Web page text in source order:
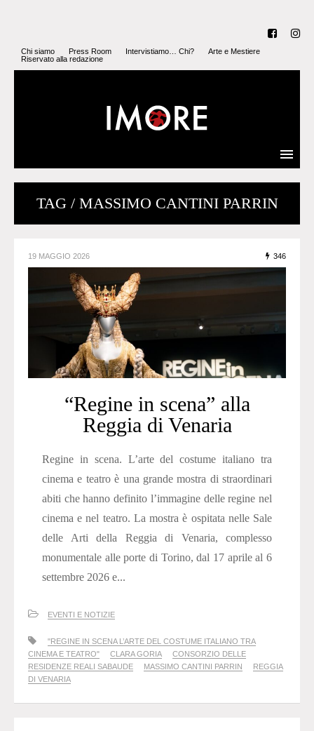
Chi siamo Press Room Intervistiamo… Chi?
Arte e Mestiere
Riservato alla redazione
TAG / MASSIMO CANTINI PARRIN
19 MAGGIO 2026 346
“Regine in scena” alla
Reggia di Venaria
Regine in scena. L’arte del costume italiano tra
cinema e teatro è una grande mostra di straordinari
abiti che hanno definito l’immagine delle regine nel
cinema e nel teatro. La mostra è ospitata nelle Sale
delle Arti della Reggia di Venaria, complesso
monumentale alle porte di Torino, dal 17 aprile al 6
settembre 2026 e...
EVENTI E NOTIZIE
"REGINE IN SCENA L’ARTE DEL COSTUME ITALIANO TRA
CINEMA E TEATRO"
CLARA GORIA
CONSORZIO DELLE
RESIDENZE REALI SABAUDE
MASSIMO CANTINI PARRIN
REGGIA
DI VENARIA